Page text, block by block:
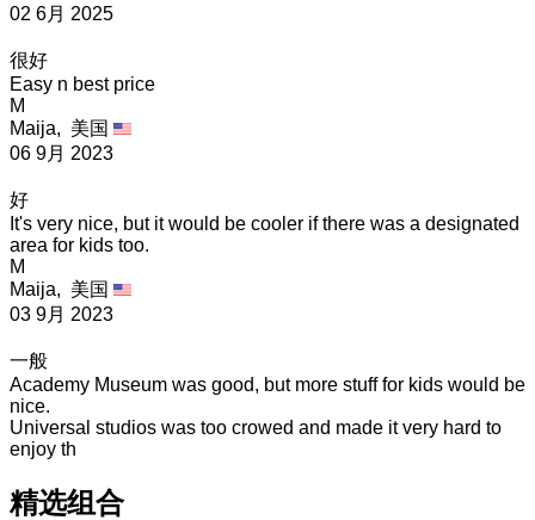
02 6月 2025
很好
Easy n best price
M
Maija, 美国
06 9月 2023
好
It's very nice, but it would be cooler if there was a designated
area for kids too.
M
Maija, 美国
03 9月 2023
一般
Academy Museum was good, but more stuff for kids would be
nice.
Universal studios was too crowed and made it very hard to
enjoy th
精选组合